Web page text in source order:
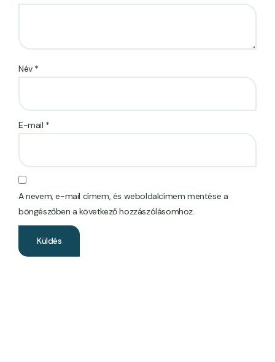
Név *
E-mail *
A nevem, e-mail címem, és weboldalcímem mentése a
böngészőben a következő hozzászólásomhoz.